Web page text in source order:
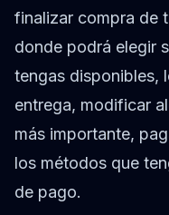
finalizar compra de
donde podrá elegir
tengas disponibles,
entrega, modificar
más importante,
los métodos que
de pago.